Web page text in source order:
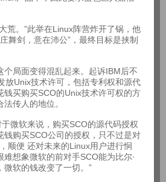
荒。”此举在Linux阵营炸开了锅，他
舞剑，意在沛公”，最终目标是挟制
个局面变得混乱起来。起诉IBM后不
放Unix技术许可，包括专利权和源代
钱买购买SCO的Unix技术许可权的方
传人的地位。
于微软来说，购买SCO的源代码授权
钱购买SCO公司的授权，只不过是对
顺便 还对未来的Linux用户进行恫
想象微软的前对手SCO能为比尔·
软的钱改变了一切。”